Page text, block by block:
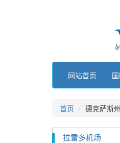
网站首页
首页 德克萨斯州
拉雷多机场